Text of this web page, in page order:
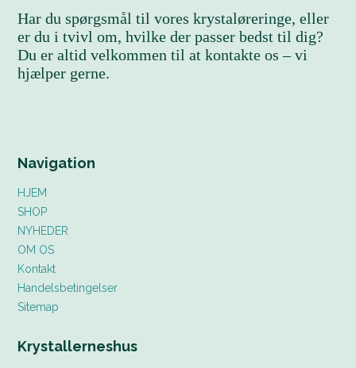
Har du spørgsmål til vores krystaløreringe, eller
er du i tvivl om, hvilke der passer bedst til dig?
Du er altid velkommen til at kontakte os – vi
hjælper gerne.
Navigation
HJEM
SHOP
NYHEDER
OM OS
Kontakt
Handelsbetingelser
Sitemap
Krystallerneshus